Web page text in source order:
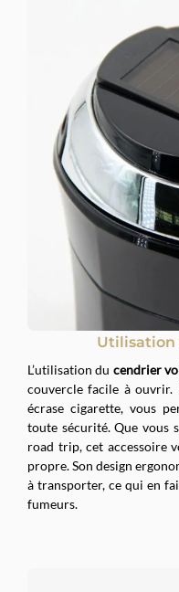
Utilisation
L’utilisation du cendrier
couvercle facile à ouvrir.
écrase cigarette, vous
toute sécurité. Que vous
road trip, cet accessoire
propre. Son design
à transporter, ce qui en
fumeurs.